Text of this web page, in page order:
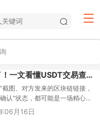
别被假记录骗了！一文看懂USDT交易查询的安全盲区
截图、对方发来的区块链链接，
认”状态，都可能是一场精心伪
易查询真正的安全盲区在于——
06月16日